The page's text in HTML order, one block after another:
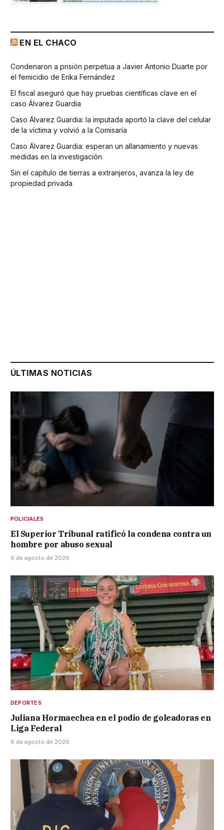
EN EL CHACO
Condenaron a prisión perpetua a Javier Antonio Duarte por
el femicidio de Erika Fernández
El fiscal aseguró que hay pruebas científicas clave en el
caso Álvarez Guardia
Caso Álvarez Guardia: la imputada aportó la clave del celular
de la víctima y volvió a la Comisaría
Caso Álvarez Guardia: esperan un allanamiento y nuevas
medidas en la investigación
Sin el capítulo de tierras a extranjeros, avanza la ley de
propiedad privada
ÚLTIMAS NOTICIAS
POLICIALES
El Superior Tribunal ratificó la condena contra un
hombre por abuso sexual
6 de agosto de 2026
DEPORTES
Juliana Hormaechea en el podio de goleadoras en
Liga Federal
6 de agosto de 2026